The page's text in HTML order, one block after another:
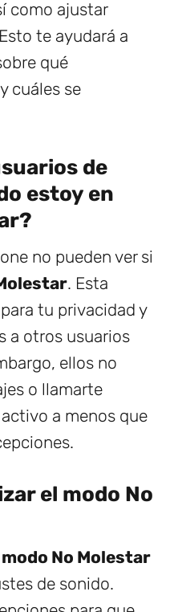
como ajustar
te ayudará a
qué
cuáles se
de
estoy en
no pueden ver si
. Esta
tu privacidad y
a otros usuarios
ellos no
o llamarte
a menos que
el modo No
modo No Molestar
de sonido.